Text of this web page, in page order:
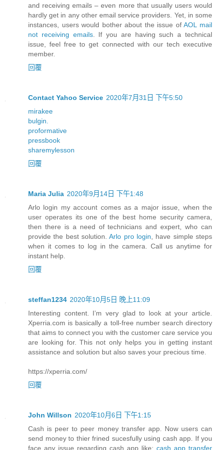
and receiving emails – even more that usually users would
hardly get in any other email service providers. Yet, in some
instances, users would bother about the issue ofAOL mail
not receiving emails. If you are having such a technical
issue, feel free to get connected with our tech executive
member.
回覆
Contact Yahoo Service 2020年7月31日 下午5:50
mirakee
bulgin.
proformative
pressbook
sharemylesson
回覆
Maria Julia 2020年9月14日 下午1:48
Arlo login my account comes as a major issue, when the
user operates its one of the best home security camera,
then there is a need of technicians and expert, who can
provide the best solution.Arlo pro login , have simple steps
when it comes to log in the camera. Call us anytime for
instant help.
回覆
steffan1234 2020年10月5日 晚上11:09
Interesting content. I’m very glad to look at your article.
Xperria.com is basically a toll-free number search directory
that aims to connect you with the customer care service you
are looking for. This not only helps you in getting instant
assistance and solution but also saves your precious time.
https://xperria.com/
回覆
John Willson 2020年10月6日 下午1:15
Cash is peer to peer money transfer app. Now users can
send money to thier frined sucesfully using cash app. If you
face any issue regarding cash app like: cash app transfer